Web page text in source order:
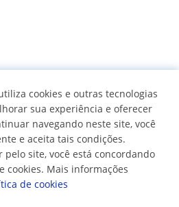
9,5/10
de alunos
aulas particulares
cookies e outras tecnologias
sua experiência e oferecer
navegando neste site, você
e aceita tais condições.
pelo site, você está concordando
cookies. Mais informações
de cookies